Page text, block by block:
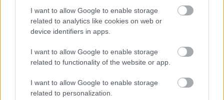
I want to allow Google to enable storage
related to analytics like cookies on web or
device identifiers in apps.
I want to allow Google to enable storage
related to functionality of the website or app.
I want to allow Google to enable storage
related to personalization.
παρόντες. Υπάρχει επίσης μια διαδρομή στον
Ανοιχτό Χώρο που προσομοιώνει πραγματικές
συνθήκες οδικής κυκλοφορίας.
Η σκηνή στην πλατεία Geschwister-Scholl-Platz
θα προσφέρει ένα ποικίλο πρόγραμμα, που θα
περιλαμβάνει μουσικά σχήματα όπως οι